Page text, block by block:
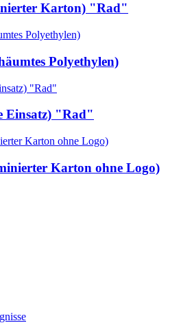
Karton) "Rad"
Polyethylen)
Einsatz) "Rad"
Karton ohne Logo)